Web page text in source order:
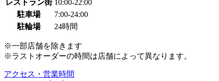
レストラン街 10:00-22:00
駐車場
7:00-24:00
駐輪場
24時間
※一部店舗を除きます
※ラストオーダーの時間は店舗によって異なります。
アクセス・営業時間